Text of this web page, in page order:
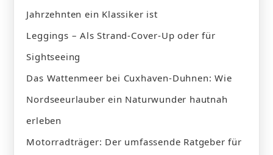
Jahrzehnten ein Klassiker ist
Leggings – Als Strand-Cover-Up oder für
Sightseeing
Das Wattenmeer bei Cuxhaven-Duhnen: Wie
Nordseeurlauber ein Naturwunder hautnah
erleben
Motorradträger: Der umfassende Ratgeber für